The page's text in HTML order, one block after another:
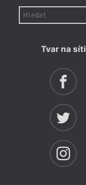
Tvar na síti